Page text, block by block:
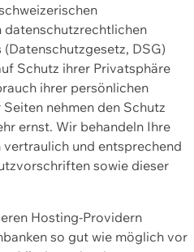
datenschutzrechtlichen
DSG)
Schutz ihrer Privatsphäre
ihrer persönlichen
nehmen den Schutz
ernst. Wir behandeln Ihre
und entsprechend
sowie dieser
Hosting-Providern
so gut wie möglich vor